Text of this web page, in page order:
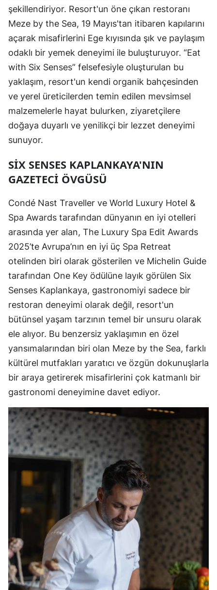
şekillendiriyor. Resort'un öne çıkan restoranı
Meze by the Sea, 19 Mayıs'tan itibaren kapılarını
açarak misafirlerini Ege kıyısında şık ve paylaşım
odaklı bir yemek deneyimi ile buluşturuyor. “Eat
with Six Senses” felsefesiyle oluşturulan bu
yaklaşım, resort'un kendi organik bahçesinden
ve yerel üreticilerden temin edilen mevsimsel
malzemelerle hayat bulurken, ziyaretçilere
doğaya duyarlı ve yenilikçi bir lezzet deneyimi
sunuyor.
SIX SENSES KAPLANKAYA'NIN
GAZETECI ÖVGÜSÜ
Condé Nast Traveller ve World Luxury Hotel &
Spa Awards tarafından dünyanın en iyi otelleri
arasında yer alan, The Luxury Spa Edit Awards
2025’te Avrupa’nın en iyi üç Spa Retreat
otelinden biri olarak gösterilen ve Michelin Guide
tarafından One Key ödülüne layık görülen Six
Senses Kaplankaya, gastronomiyi sadece bir
restoran deneyimi olarak değil, resort'un
bütünsel yaşam tarzının temel bir unsuru olarak
ele alıyor. Bu benzersiz yaklaşımın en özel
yansımalarından biri olan Meze by the Sea, farklı
kültürel mutfakları yaratıcı ve özgün dokunuşlarla
bir araya getirerek misafirlerini çok katmanlı bir
gastronomi deneyimine davet ediyor.